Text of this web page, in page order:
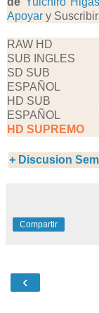
Apoyar y
RAW HD
SUB INGLES
SD SUB
ESPAÑOL
HD SUB
ESPAÑOL
HD SUPREMO
+ Discusion
Compartir
‹